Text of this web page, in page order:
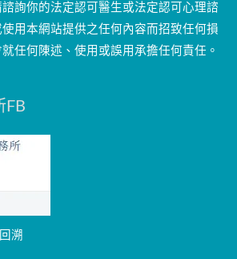
詢你的法定認可醫生或法定認可心理諮
用本網站提供之任何內容而招致任何損
任何陳述、使用或誤用承擔任何責任。
FB
溯